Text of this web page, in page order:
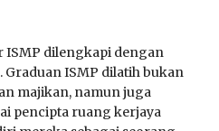
ISMP dilengkapi dengan
ISMP dilatih bukan
majikan, namun juga
pencipta ruang kerjaya